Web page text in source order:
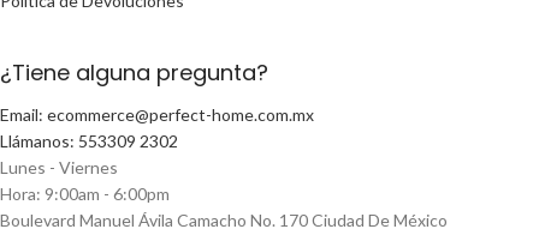
¿Tiene alguna pregunta?
Email: ecommerce@perfect-home.com.mx
Llámanos: 553309 2302
Lunes - Viernes
Hora: 9:00am - 6:00pm
Boulevard Manuel Ávila Camacho No. 170 Ciudad De México